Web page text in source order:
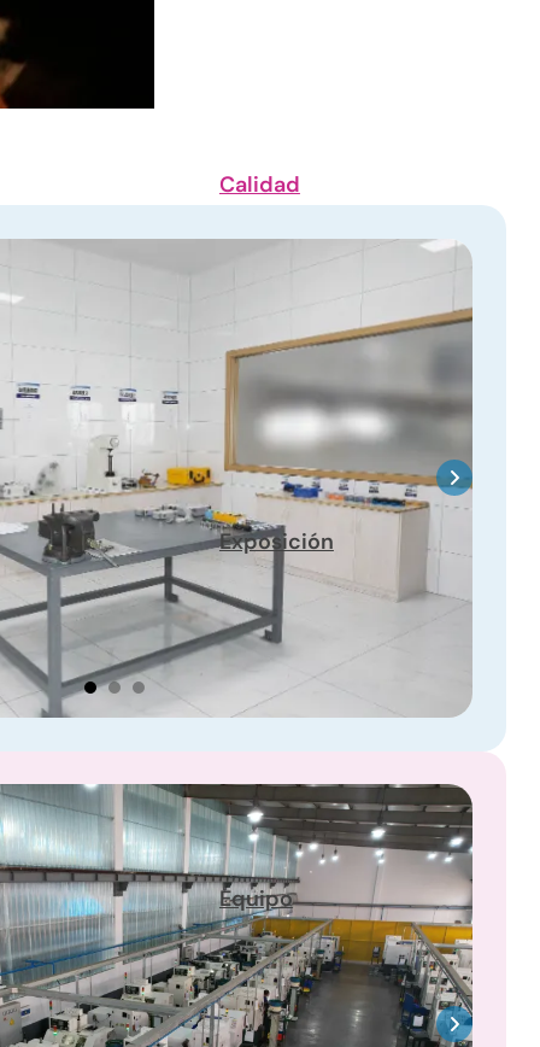
Calidad
Exposición
Equipo